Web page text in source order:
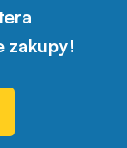
zakupy!